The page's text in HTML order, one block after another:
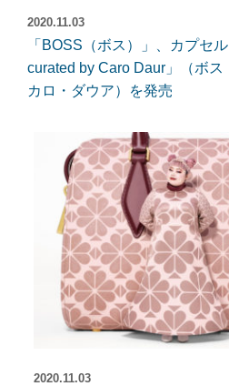
2020.11.03
「BOSS（ボス）」、カプセ
curated by Caro Daur」（ボス
カロ・ダウア）を発売
2020.11.03